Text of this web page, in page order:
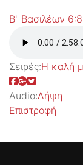
Β'_Βασιλέων
Σειρές:Η καλή
Audio:Λήψη
Επιστροφή